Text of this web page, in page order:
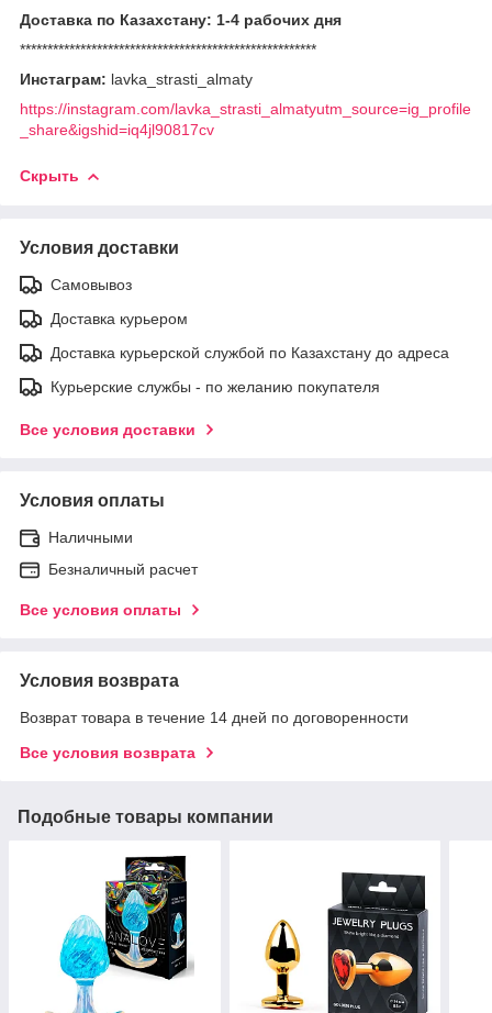
Доставка по Казахстану: 1-4 рабочих дня
******************************************************
Инстаграм: lavka_strasti_almaty
https://instagram.com/lavka_strasti_almatyutm_source=ig_profile
_share&igshid=iq4jl90817cv
Скрыть
Условия доставки
Самовывоз
Доставка курьером
Доставка курьерской службой по Казахстану до адреса
Курьерские службы - по желанию покупателя
Все условия доставки
Условия оплаты
Наличными
Безналичный расчет
Все условия оплаты
Условия возврата
Возврат товара в течение 14 дней по договоренности
Все условия возврата
Подобные товары компании